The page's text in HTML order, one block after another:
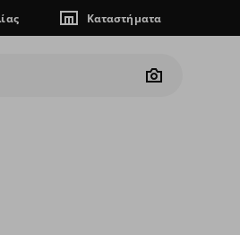
Καταστήματα
Camera